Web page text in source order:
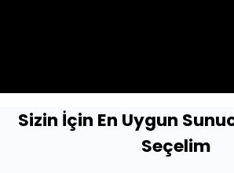
Sizin İçin En Uygun
Seçelim